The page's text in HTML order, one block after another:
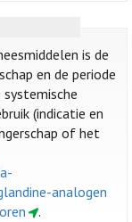
is de
en de periode
(indicatie en
of het
analogen
.